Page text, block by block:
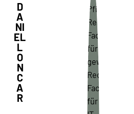
D
A
NI
EL
L
O
N
C
A
R